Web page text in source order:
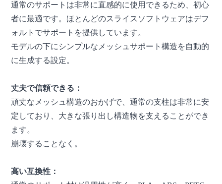
通常のサポートは非​​常に直感的に使用できるため、初心
者に最適です。ほとんどのスライスソフトウェアはデフ
ォルトでサポートを提供しています。
モデルの下にシンプルなメッシュサポート構造を自動的
に生成する設定。
丈夫で信頼できる：
頑丈なメッシュ構造のおかげで、通常の支柱は非常に安
定しており、大きな張り出し構造物を支えることができ
ます。
崩壊することなく。
高い互換性：